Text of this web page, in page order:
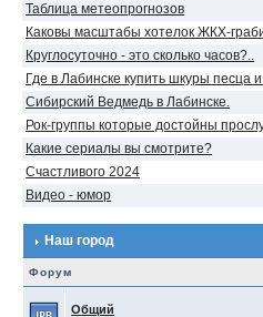
Таблица метеопрогнозов
Каковы масштабы хотелок ЖКХ-
Круглосуточно - это сколько часов?..
Где в Лабинске купить шкуры песца
Сибирский Ведмедь в Лабинске.
Рок-группы которые достойны
Какие сериалы вы смотрите?
Счастливого 2024
Видео - юмор
Наш город
Форум
Общий